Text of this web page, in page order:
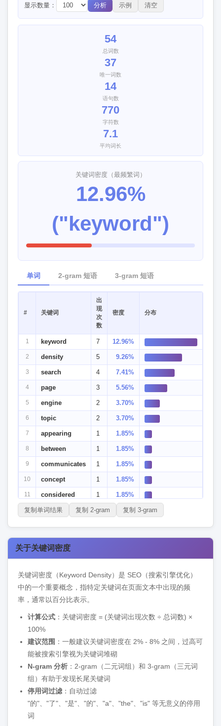
显示数量：
分析 示例 清空
54
总词数
37
唯一词数
14
语句数
770
字符数
7.1
平均词长
关键词密度（最频繁词）
12.96%
("keyword")
单词 2-gram 短语 3-gram 短语
# 关键词
出
现
次
数
密度 分布
1 keyword 7 12.96%
2 density 5 9.26%
3 search 4 7.41%
4 page 3 5.56%
5 engine 2 3.70%
6 topic 2 3.70%
7 appearing 1 1.85%
8 between 1 1.85%
9 communicates 1 1.85%
10 concept 1 1.85%
11 considered 1 1.85%
12 effectively 1 1.85%
engines 1 1.85%
16 generally 1.85%
17 helps 1 1.85%
18 high
19 however 1 1.85%
20 important
22 keep 1.85%
23 lead 1
24 optimization 1
penalties 1
复制单词结果 复制 2-gram 复制 3-gram
关于关键词密度
关键词密度（Keyword Density）是 SEO（搜索引擎优化）
中的一个重要概念，指特定关键词在页面文本中出现的频
率，通常以百分比表示。
计算公式 ：关键词密度 = (关键词出现次数 ÷ 总词数) ×
100%
建议范围 ：一般建议关键词密度在 2% - 8% 之间，过高可
能被搜索引擎视为关键词堆砌
N-gram 分析 ：2-gram（二元词组）和 3-gram（三元词
组）有助于发现长尾关键词
停用词过滤 ：自动过滤
"的"、"了"、"是"、"的"、"a"、"the"、"is" 等无意义的停用
词